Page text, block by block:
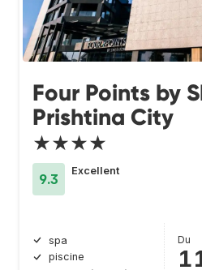
Four Points by
Prishtina City
★★★★
9.3
Excellent
spa
piscine
Du